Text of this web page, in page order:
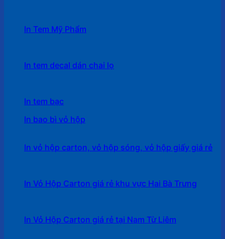
In Tem Mỹ Phẩm
In tem decal dán chai lọ
In tem bạc
In bao bì vỏ hộp
In vỏ hộp carton, vỏ hộp sóng, vỏ hộp giấy giá rẻ
In Vỏ Hộp Carton giá rẻ khu vực Hai Bà Trưng
In Vỏ Hộp Carton giá rẻ tại Nam Từ Liêm